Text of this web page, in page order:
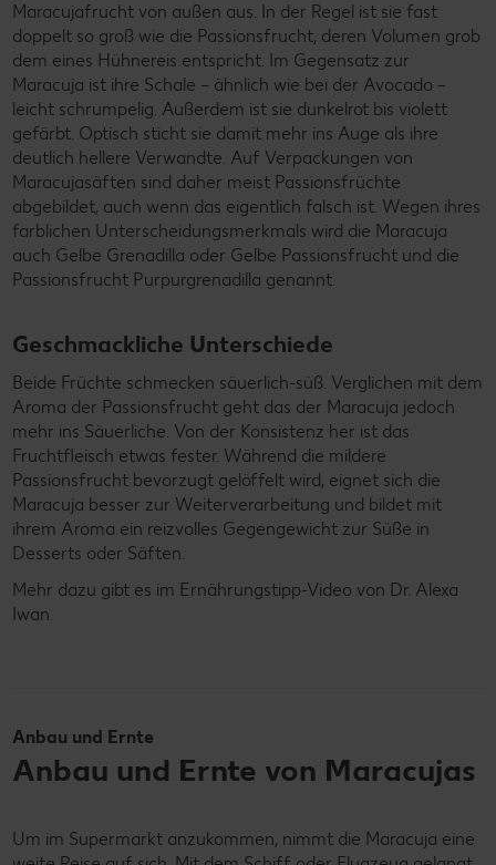
Maracujafrucht von außen aus. In der Regel ist sie fast
doppelt so groß wie die Passionsfrucht, deren Volumen grob
dem eines Hühnereis entspricht. Im Gegensatz zur
Maracuja ist ihre Schale – ähnlich wie bei der Avocado –
leicht schrumpelig. Außerdem ist sie dunkelrot bis violett
gefärbt. Optisch sticht sie damit mehr ins Auge als ihre
deutlich hellere Verwandte. Auf Verpackungen von
Maracujasäften sind daher meist Passionsfrüchte
abgebildet, auch wenn das eigentlich falsch ist. Wegen ihres
farblichen Unterscheidungsmerkmals wird die Maracuja
auch Gelbe Grenadilla oder Gelbe Passionsfrucht und die
Passionsfrucht Purpurgrenadilla genannt.
Geschmackliche Unterschiede
Beide Früchte schmecken säuerlich-süß. Verglichen mit dem
Aroma der Passionsfrucht geht das der Maracuja jedoch
mehr ins Säuerliche. Von der Konsistenz her ist das
Fruchtfleisch etwas fester. Während die mildere
Passionsfrucht bevorzugt gelöffelt wird, eignet sich die
Maracuja besser zur Weiterverarbeitung und bildet mit
ihrem Aroma ein reizvolles Gegengewicht zur Süße in
Desserts oder Säften.
Mehr dazu gibt es im Ernährungstipp-Video von Dr. Alexa
Iwan.
Anbau und Ernte
Anbau und Ernte von Maracujas
Um im Supermarkt anzukommen, nimmt die Maracuja eine